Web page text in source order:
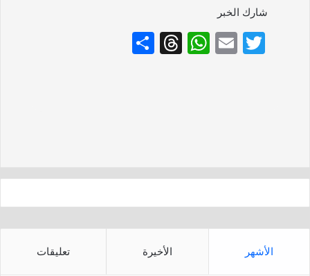
شارك الخبر
T
E
W
p
T
الأشهر الأخيرة تعليقات